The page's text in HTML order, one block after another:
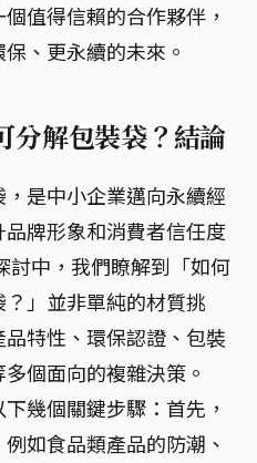
值得信賴的合作夥伴，
、更永續的未來。
分解包裝袋？結論
是中小企業邁向永續經
牌形象和消費者信任度
討中，我們瞭解到「如何
」並非單純的材質挑
特性、環保認證、包裝
個面向的複雜決策。
幾個關鍵步驟：首先，
例如食品類產品的防潮、